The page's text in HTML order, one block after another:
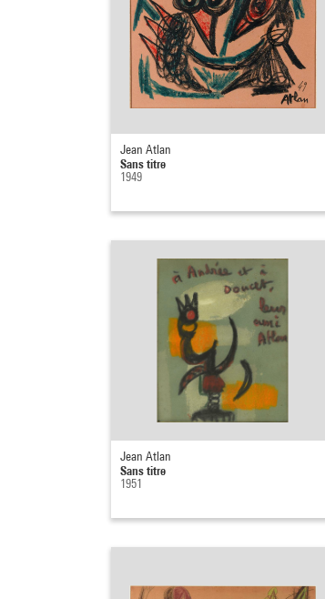
Jean Atlan
Sans titre
1949
Jean Atlan
Sans titre
1951